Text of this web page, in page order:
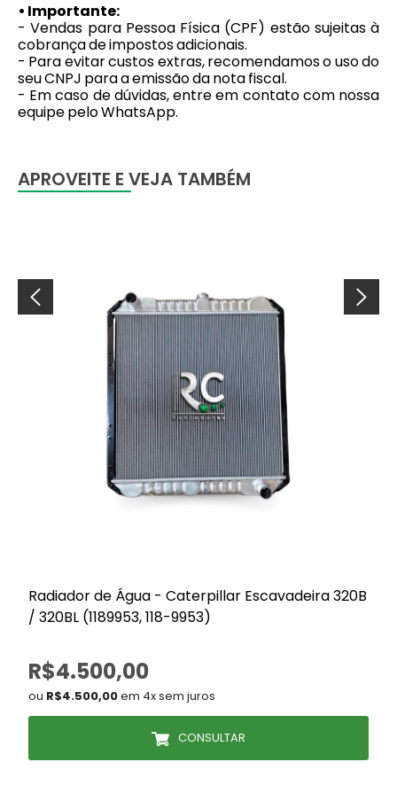
• Importante:
- Vendas para Pessoa Física (CPF) estão sujeitas à
cobrança de impostos adicionais.
- Para evitar custos extras, recomendamos o uso do
seu CNPJ para a emissão da nota fiscal.
- Em caso de dúvidas, entre em contato com nossa
equipe pelo WhatsApp.
APROVEITE E VEJA TAMBÉM
Radiador de Água - Caterpillar Escavadeira 320B
/ 320BL (1189953, 118-9953)
R$4.500,00
ou R$4.500,00em 4x sem juros
CONSULTAR